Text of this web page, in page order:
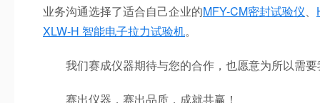
业务沟通选择了适合自己企业的MFY-CM密封试验仪、
XLW-H 智能电子拉力试验机。
我们赛成仪器期待与您的合作，也愿意为所以需要
赛出仪器，赛出品质，成就共赢！